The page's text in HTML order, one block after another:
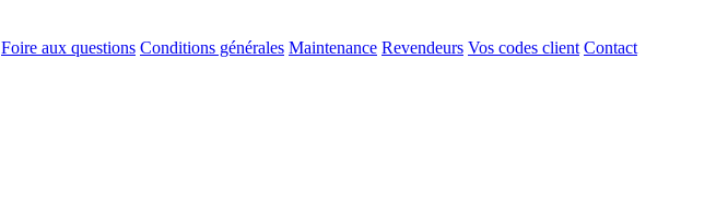
Foire aux questions Conditions générales Maintenance Revendeurs Vos codes client Contact